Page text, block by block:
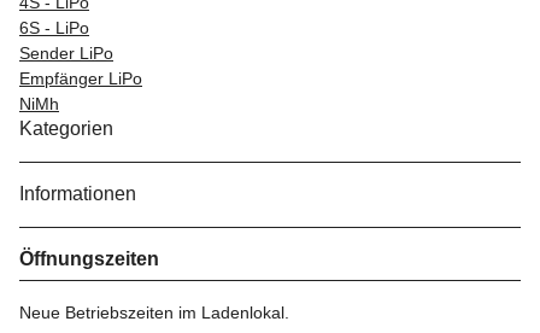
6S - LiPo
Sender LiPo
Empfänger LiPo
NiMh
Kategorien
Informationen
Öffnungszeiten
Neue Betriebszeiten im Ladenlokal.